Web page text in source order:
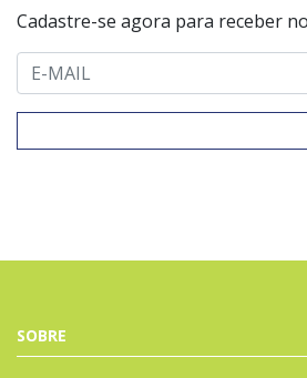
Cadastre-se agora para receber
SOBRE